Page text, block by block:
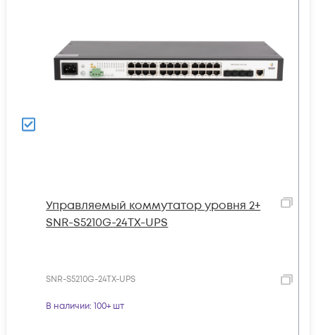
Управляемый коммутатор уровня 2+
SNR-S5210G-24TX-UPS
SNR-S5210G-24TX-UPS
В наличии: 100+ шт